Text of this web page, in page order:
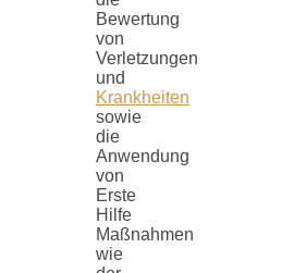
Bewertung
von
Verletzungen
und
Krankheiten
sowie
die
Anwendung
von
Erste
Hilfe
Maßnahmen
wie